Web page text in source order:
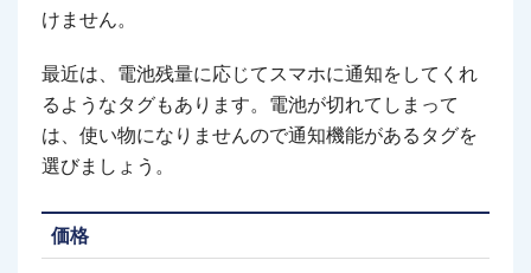
けません。
最近は、電池残量に応じてスマホに通知をしてくれ
るようなタグもあります。電池が切れてしまって
は、使い物になりませんので通知機能があるタグを
選びましょう。
価格